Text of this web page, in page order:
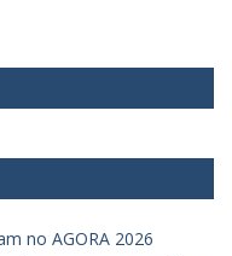
no AGORA 2026